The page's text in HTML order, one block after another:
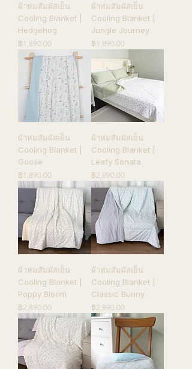
ผ้าห่มสัมผัสเย็น
Cooling Blanket |
Hedgehog
ราคา
฿1,890.00
ผ้าห่มสัมผัสเย็น
Cooling Blanket |
Jungle Journey
ราคา
฿1,890.00
ผ้าห่มสัมผัสเย็น
Cooling Blanket |
Goose
ราคา
฿1,890.00
ผ้าห่มสัมผัสเย็น
Cooling Blanket |
Leafy Sonata
ราคา
฿2,890.00
ผ้าห่มสัมผัสเย็น
Cooling Blanket |
Poppy Bloom
ราคา
฿2,890.00
ผ้าห่มสัมผัสเย็น
Cooling Blanket |
Classic Bunny
ราคา
฿2,890.00